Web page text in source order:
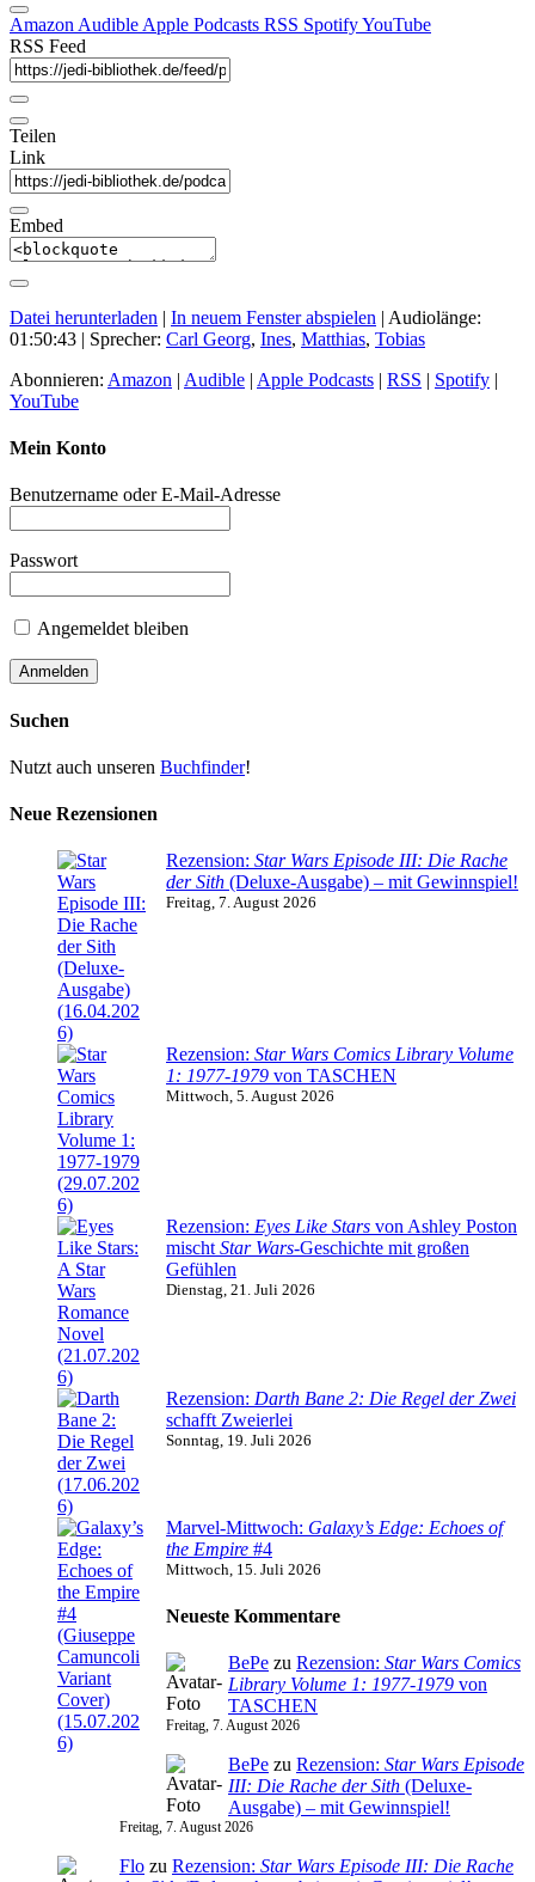
Amazon Audible Apple Podcasts RSS SpotifyYouTube
RSS Feed
Teilen
Link
Embed
Datei herunterladen | In neuem Fenster abspielen | Audiolänge:
01:50:43 | Sprecher: Carl Georg, Ines, Matthias, Tobias
Abonnieren: Amazon | Audible | Apple Podcasts | RSS | Spotify |
YouTube
Mein Konto
Benutzername oder E-Mail-Adresse
Passwort
Angemeldet bleiben
Suchen
Nutzt auch unseren Buchfinder!
Neue Rezensionen
Rezension: Star Wars Episode III: Die Rache
der Sith (Deluxe-Ausgabe) – mit Gewinnspiel!
Freitag, 7. August 2026
Rezension: Star Wars Comics Library Volume
1: 1977-1979 von TASCHEN
Mittwoch, 5. August 2026
Rezension: Eyes Like Stars von Ashley Poston
mischtStar Wars-Geschichte mit großen
Gefühlen
Dienstag, 21. Juli 2026
Rezension: Darth Bane 2: Die Regel der Zwei
schafft Zweierlei
Sonntag, 19. Juli 2026
Marvel-Mittwoch: Galaxy’s Edge: Echoes of
the Empire #4
Mittwoch, 15. Juli 2026
Neueste Kommentare
BePe zu Rezension: Star Wars Comics
Library Volume 1: 1977-1979 von
TASCHEN
Freitag, 7. August 2026
BePe zu Rezension: Star Wars Episode
III: Die Rache der Sith (Deluxe-
Ausgabe) – mit Gewinnspiel!
Freitag, 7. August 2026
Flo zu Rezension: Star Wars Episode III: Die Rache